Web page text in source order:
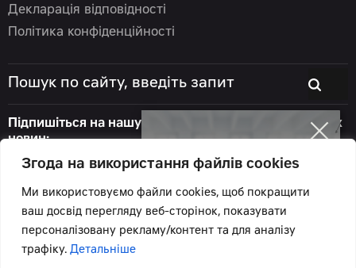
Згода на використання файлів cookies
Ми використовуємо файли cookies, щоб покращити
ваш досвід перегляду веб-сторінок, показувати
персоналізовану рекламу/контент та для аналізу
трафіку. Детальніше
Відвідайте
Декларація відповідності
Політика конфіденційності
Підпишіться на нашу розсилку, щоб бути в курсі всіх
новин:
© 2026 Цеппелін Україна
Всі права захищені.
Підтримка сайту -